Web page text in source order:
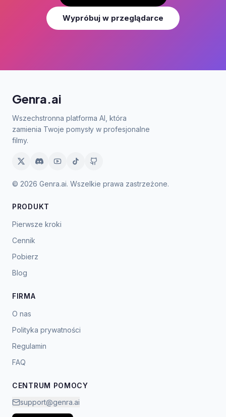
Wypróbuj w przeglądarce
Genra.ai
Wszechstronna platforma AI, która
zamienia Twoje pomysły w profesjonalne
filmy.
© 2026 Genra.ai. Wszelkie prawa zastrzeżone.
PRODUKT
Pierwsze kroki
Cennik
Pobierz
Blog
FIRMA
O nas
Polityka prywatności
Regulamin
FAQ
CENTRUM POMOCY
support@genra.ai